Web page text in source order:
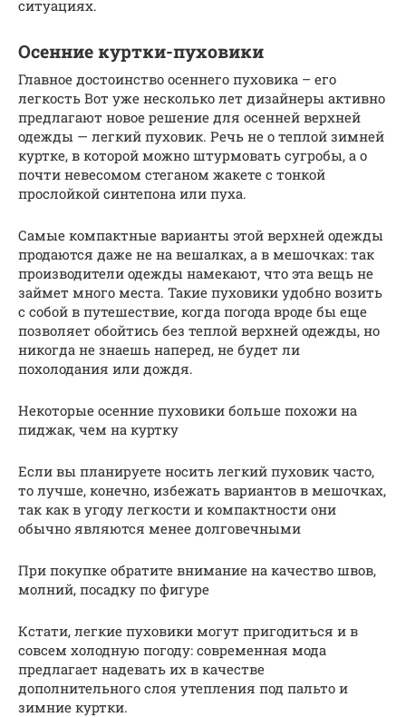
ситуациях.
Осенние куртки-пуховики
Главное достоинство осеннего пуховика – его
легкость Вот уже несколько лет дизайнеры активно
предлагают новое решение для осенней верхней
одежды — легкий пуховик. Речь не о теплой зимней
куртке, в которой можно штурмовать сугробы, а о
почти невесомом стеганом жакете с тонкой
прослойкой синтепона или пуха.
Самые компактные варианты этой верхней одежды
продаются даже не на вешалках, а в мешочках: так
производители одежды намекают, что эта вещь не
займет много места. Такие пуховики удобно возить
с собой в путешествие, когда погода вроде бы еще
позволяет обойтись без теплой верхней одежды, но
никогда не знаешь наперед, не будет ли
похолодания или дождя.
Некоторые осенние пуховики больше похожи на
пиджак, чем на куртку
Если вы планируете носить легкий пуховик часто,
то лучше, конечно, избежать вариантов в мешочках,
так как в угоду легкости и компактности они
обычно являются менее долговечными
При покупке обратите внимание на качество швов,
молний, посадку по фигуре
Кстати, легкие пуховики могут пригодиться и в
совсем холодную погоду: современная мода
предлагает надевать их в качестве
дополнительного слоя утепления под пальто и
зимние куртки.